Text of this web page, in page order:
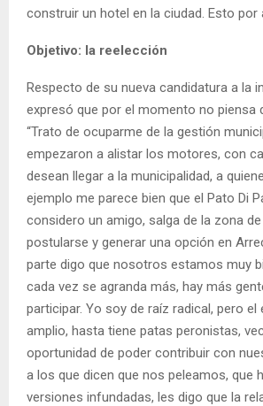
construir un hotel en la ciudad. Esto por
Objetivo: la reelección
Respecto de su nueva candidatura a la
expresó que por el momento no piensa
“Trato de ocuparme de la gestión
empezaron a alistar los motores, con
desean llegar a la municipalidad, a
ejemplo me parece bien que el Pato Di
considero un amigo, salga de la zona
postularse y generar una opción en
parte digo que nosotros estamos muy
cada vez se agranda más, hay más
participar. Yo soy de raíz radical, pero
amplio, hasta tiene patas peronistas,
oportunidad de poder contribuir con
a los que dicen que nos peleamos, que
versiones infundadas, les digo que la